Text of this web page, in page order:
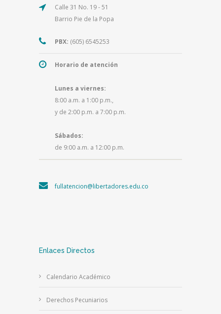
Calle 31 No. 19 - 51
Barrio Pie de la Popa
PBX: (605) 6545253
Horario de atención
Lunes a viernes:
8:00 a.m. a 1:00 p.m.,
y de 2:00 p.m. a 7:00 p.m.
Sábados:
de 9:00 a.m. a 12:00 p.m.
fullatencion@libertadores.edu.co
Enlaces Directos
Calendario Académico
Derechos Pecuniarios